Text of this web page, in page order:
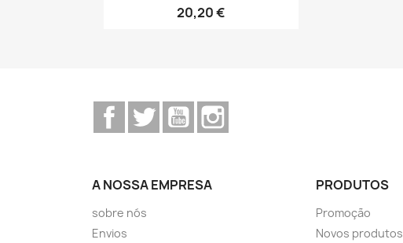
20,20 €
FacebookTwitterYouTube
A NOSSA EMPRESA
sobre nós
Envios
PRODUTOS
Promoção
Novos produtos